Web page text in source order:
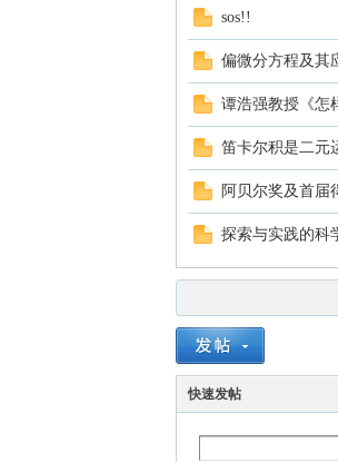
sos!!
偏微分方程及其
谭浩强教授《怎
笛卡尔积是二元
阿贝尔奖及首届
探索与实践的科
快速发帖